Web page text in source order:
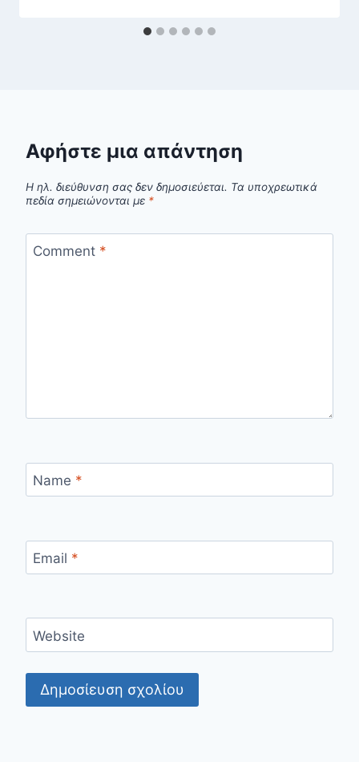
Αφήστε μια απάντηση
Η ηλ. διεύθυνση σας δεν δημοσιεύεται. Τα υποχρεωτικά
πεδία σημειώνονται με *
Comment *
Name *
Email *
Website